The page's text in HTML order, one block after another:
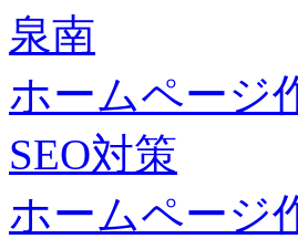
泉南
ホームページ
SEO対策
ホームページ